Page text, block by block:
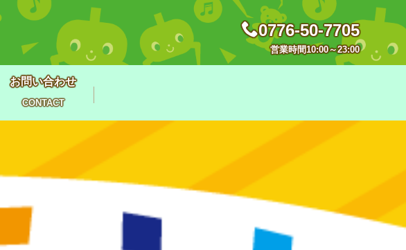
0776-50-7705
営業時間10:00～23:00
お問い合わせ
CONTACT